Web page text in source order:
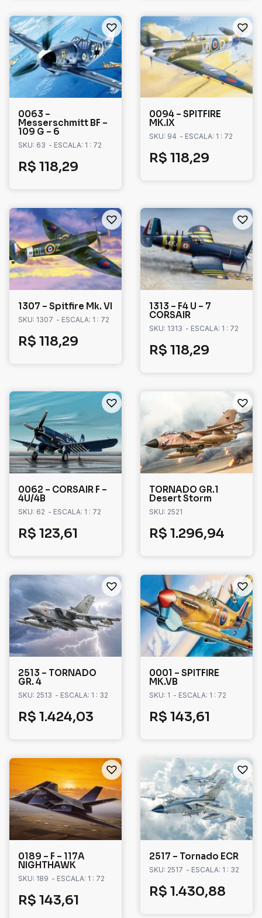
0063 –
Messerschmitt BF –
109 G – 6
SKU: 63 - ESCALA: 1 : 72
R$ 118,29
0094 – SPITFIRE
MK.IX
SKU: 94 - ESCALA: 1 : 72
R$ 118,29
1307 – Spitfire Mk. VI
SKU: 1307 - ESCALA: 1 : 72
R$ 118,29
1313 – F4 U – 7
CORSAIR
SKU: 1313 - ESCALA: 1 : 72
R$ 118,29
0062 – CORSAIR F –
4U/4B
SKU: 62 - ESCALA: 1 : 72
R$ 123,61
TORNADO GR.1
Desert Storm
SKU: 2521
R$ 1.296,94
2513 – TORNADO
GR. 4
SKU: 2513 - ESCALA: 1 : 32
R$ 1.424,03
0001 – SPITFIRE
MK.VB
SKU: 1 - ESCALA: 1 : 72
R$ 143,61
0189 – F – 117A
NIGHTHAWK
SKU: 189 - ESCALA: 1 : 72
R$ 143,61
2517 – Tornado ECR
SKU: 2517 - ESCALA: 1 : 32
R$ 1.430,88